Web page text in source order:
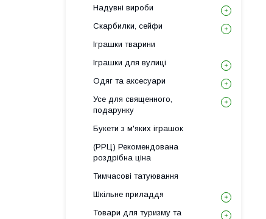
Надувні вироби
Скарбилки, сейфи
Іграшки тварини
Іграшки для вулиці
Одяг та аксесуари
Усе для священного,
подарунку
Букети з м'яких іграшок
(РРЦ) Рекомендована
роздрібна ціна
Тимчасові татуювання
Шкільне приладдя
Товари для туризму та